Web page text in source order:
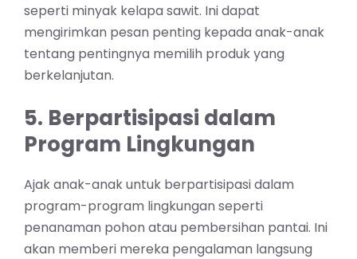
seperti minyak kelapa sawit. Ini dapat
mengirimkan pesan penting kepada anak-anak
tentang pentingnya memilih produk yang
berkelanjutan.
5. Berpartisipasi dalam
Program Lingkungan
Ajak anak-anak untuk berpartisipasi dalam
program-program lingkungan seperti
penanaman pohon atau pembersihan pantai. Ini
akan memberi mereka pengalaman langsung